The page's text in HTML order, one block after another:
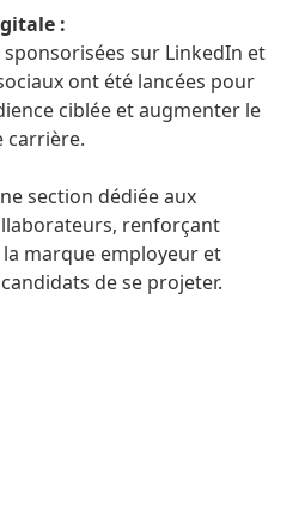
:
sponsorisées sur LinkedIn et
ont été lancées pour
ciblée et augmenter le
carrière.
section dédiée aux
renforçant
la marque employeur et
de se projeter.